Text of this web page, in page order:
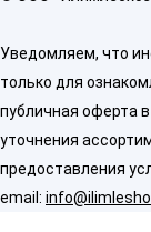
Уведомляем, что
только для
публичная оферта
уточнения
предоставления
email: